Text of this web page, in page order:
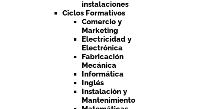
instalaciones
Ciclos Formativos
Comercio y
Marketing
Electricidad y
Electrónica
Fabricación
Mecánica
Informática
Inglés
Instalación y
Mantenimiento